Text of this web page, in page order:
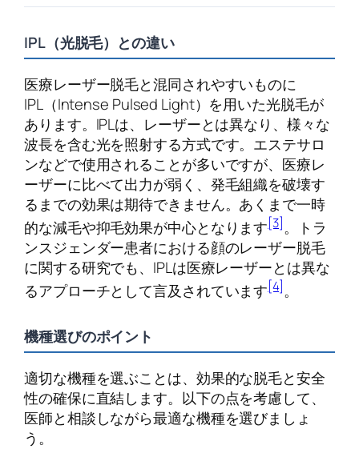
IPL（光脱毛）との違い
医療レーザー脱毛と混同されやすいものに
IPL（Intense Pulsed Light）を用いた光脱毛が
あります。IPLは、レーザーとは異なり、様々な
波長を含む光を照射する方式です。エステサロ
ンなどで使用されることが多いですが、医療レ
ーザーに比べて出力が弱く、発毛組織を破壊す
るまでの効果は期待できません。あくまで一時
的な減毛や抑毛効果が中心となります[3]。トラ
ンスジェンダー患者における顔のレーザー脱毛
に関する研究でも、IPLは医療レーザーとは異な
るアプローチとして言及されています[4]。
機種選びのポイント
適切な機種を選ぶことは、効果的な脱毛と安全
性の確保に直結します。以下の点を考慮して、
医師と相談しながら最適な機種を選びましょ
う。